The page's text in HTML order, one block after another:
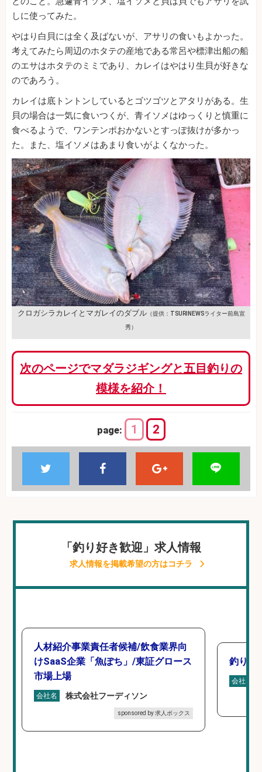
しに使ってみた。
やはり白貝には全く及ばないが、アサリの食いもよかった。
考えてみたら周辺のホタテの産地である常呂や標津出船の船
のエサはホタテのミミであり、カレイはやはり生貝が好きな
のであろう。
カレイは底トントンしているとゴツゴツとアタリがある。生
貝の場合は一気に食いつくが、青イソメはゆっくりと慎重に
食べるようで、ワンテンポおかないとすっぽ抜けが多かっ
た。また、塩イソメはあまり食いがよくなかった。
クロガシラカレイとマガレイのダブル（提供：TSURINEWSライター前島宣
秀）
次のページでマダラジギングと五目釣りの
模様を紹介！
page: 1 2
「釣り好き歓迎」求人情報
求人情報を掲載希望の方はコチラ
人材紹介事業責任者候補/飲食業界向
けSaaS企業「魚ぽち」/東証グロース
市場上場
会社名 株式会社フーディソン
sponsored by 求人ボックス
釣り具
会社名